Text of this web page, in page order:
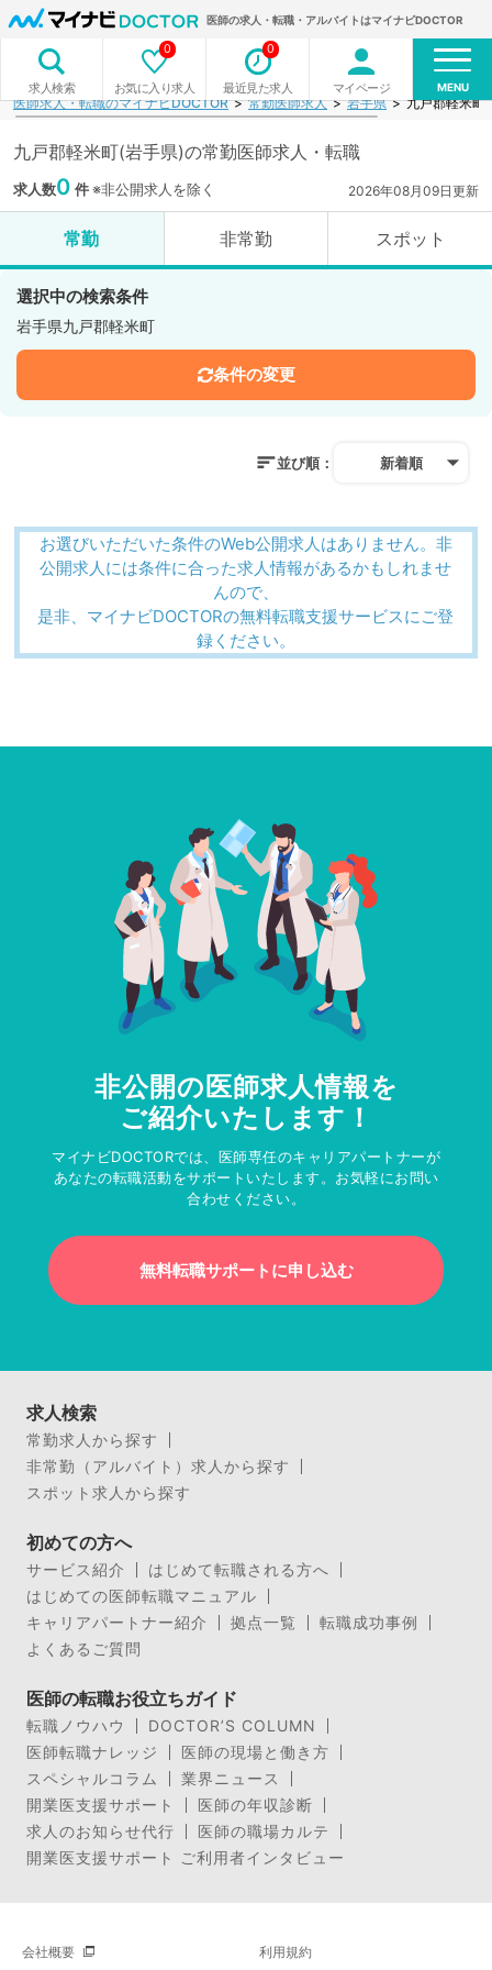
医師の求人・転職・アルバイトはマイナビDOCTOR
求人検索 お気に入り求人
0
最近見た求人
0
マイページ MENU
医師求人・転職のマイナビDOCTOR 常勤医師求人 岩手県 九戸郡軽米町
九戸郡軽米町(岩手県)の常勤医師求人・転職
求人数0 件※非公開求人を除く 2026年08月09日更新
常勤 非常勤 スポット
選択中の検索条件
岩手県九戸郡軽米町
条件の変更
並び順： 新着順
お選びいただいた条件のWeb公開求人はありません。非
公開求人には条件に合った求人情報があるかもしれませ
んので、
是非、マイナビDOCTORの無料転職支援サービスにご登
録ください。
非公開の医師求人情報を
ご紹介いたします！
マイナビDOCTORでは、医師専任のキャリアパートナーが
あなたの転職活動をサポートいたします。お気軽にお問い
合わせください。
無料転職サポートに申し込む
求人検索
常勤求人から探す
非常勤（アルバイト）求人から探す
スポット求人から探す
初めての方へ
サービス紹介
はじめて転職される方へ
はじめての医師転職マニュアル
キャリアパートナー紹介
拠点一覧
転職成功事例
よくあるご質問
医師の転職お役立ちガイド
転職ノウハウ
DOCTOR’S COLUMN
医師転職ナレッジ
医師の現場と働き方
スペシャルコラム
業界ニュース
開業医支援サポート
医師の年収診断
求人のお知らせ代行
医師の職場カルテ
開業医支援サポート ご利用者インタビュー
会社概要 利用規約